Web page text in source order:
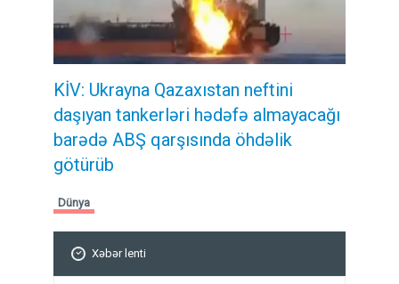
KİV: Ukrayna Qazaxıstan neftini
daşıyan tankerləri hədəfə almayacağı
barədə ABŞ qarşısında öhdəlik
götürüb
Dünya
Xəbər lenti